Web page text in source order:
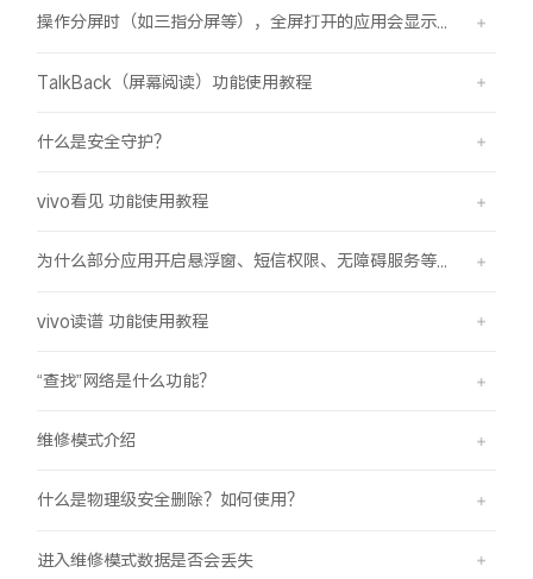
操作分屏时（如三指分屏等），全屏打开的应用会显示在屏幕顶部，之前是分半屏
TalkBack（屏幕阅读）功能使用教程
什么是安全守护？
vivo看见 功能使用教程
为什么部分应用开启悬浮窗、短信权限、无障碍服务等功能时会弹受限提示框？
vivo读谱 功能使用教程
“查找”网络是什么功能？
维修模式介绍
什么是物理级安全删除？如何使用？
进入维修模式数据是否会丢失